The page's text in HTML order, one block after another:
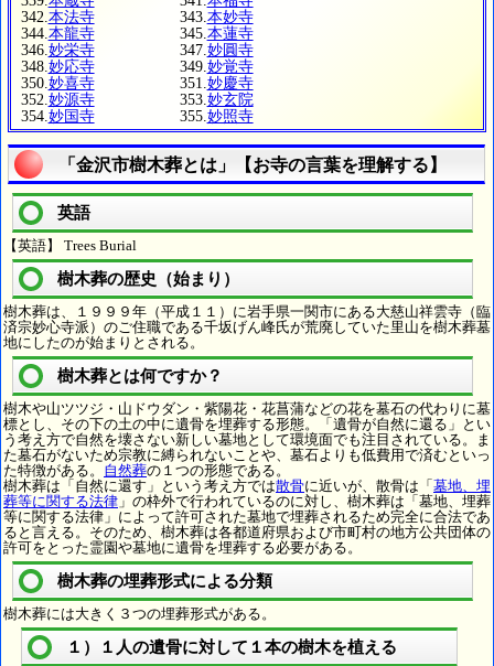
342. 本法寺 343. 本妙寺
344. 本龍寺 345. 本蓮寺
346. 妙栄寺 347. 妙圓寺
348. 妙応寺 349. 妙覚寺
350. 妙喜寺 351. 妙慶寺
352. 妙源寺 353. 妙玄院
354. 妙国寺 355. 妙照寺
「金沢市樹木葬とは」【お寺の言葉を理解する】
英語
【英語】 Trees Burial
樹木葬の歴史（始まり）
樹木葬は、１９９９年（平成１１）に岩手県一関市にある大慈山祥雲寺（臨
済宗妙心寺派）のご住職である千坂げん峰氏が荒廃していた里山を樹木葬墓
地にしたのが始まりとされる。
樹木葬とは何ですか？
樹木や山ツツジ・山ドウダン・紫陽花・花菖蒲などの花を墓石の代わりに墓
標とし、その下の土の中に遺骨を埋葬する形態。「遺骨が自然に還る」とい
う考え方で自然を壊さない新しい墓地として環境面でも注目されている。ま
た墓石がないため宗教に縛られないことや、墓石よりも低費用で済むといっ
た特徴がある。 自然葬の１つの形態である。
樹木葬は「自然に還す」という考え方では散骨に近いが、散骨は「 墓地、埋
葬等に関する法律 」の枠外で行われているのに対し、樹木葬は「墓地、埋葬
等に関する法律」によって許可された墓地で埋葬されるため完全に合法であ
ると言える。そのため、樹木葬は各都道府県および市町村の地方公共団体の
許可をとった霊園や墓地に遺骨を埋葬する必要がある。
樹木葬の埋葬形式による分類
樹木葬には大きく３つの埋葬形式がある。
１）１人の遺骨に対して１本の樹木を植える